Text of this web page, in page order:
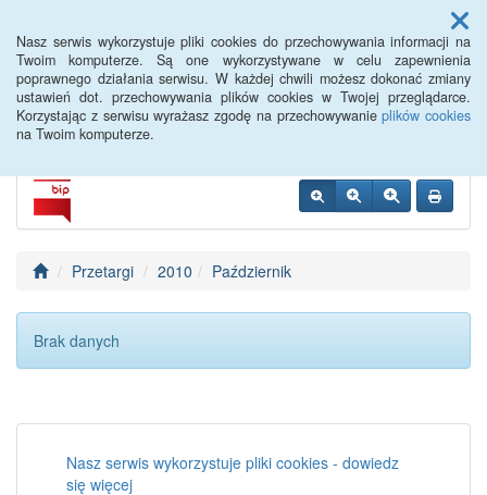
Nasz serwis wykorzystuje pliki cookies do przechowywania informacji na
Twoim komputerze. Są one wykorzystywane w celu zapewnienia
poprawnego działania serwisu. W każdej chwili możesz dokonać zmiany
ustawień dot. przechowywania plików cookies w Twojej przeglądarce.
Korzystając z serwisu wyrażasz zgodę na przechowywanieplików cookies
na Twoim komputerze.
Menu
PUP Opole
Przetargi 2010 Październik
Brak danych
Nasz serwis wykorzystuje pliki cookies - dowiedz
się więcej